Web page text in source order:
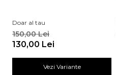
Doar al tau
150,00 Lei
130,00 Lei
Vezi Variante